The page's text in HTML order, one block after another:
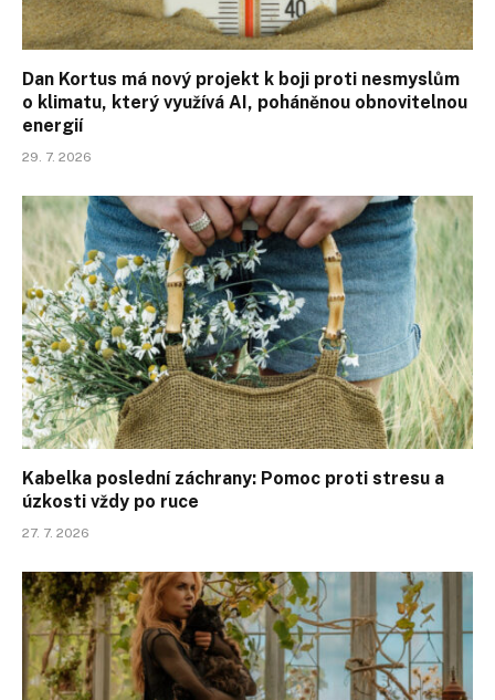
Dan Kortus má nový projekt k boji proti nesmyslům
o klimatu, který využívá AI, poháněnou obnovitelnou
energií
29. 7. 2026
Kabelka poslední záchrany: Pomoc proti stresu a
úzkosti vždy po ruce
27. 7. 2026